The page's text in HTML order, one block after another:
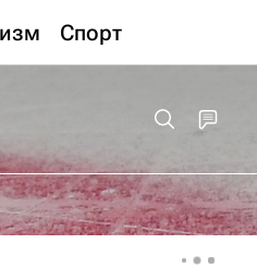
Спорт